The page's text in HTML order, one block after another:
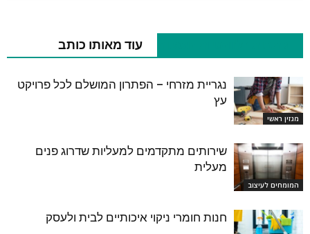
עוד מאותו כותב
מגזין ראשי
נגריית מזרחי – הפתרון המושלם לכל פרויקט
עץ
המומחים לעיצוב
שירותים מתקדמים למעליות שדרוג פנים
מעלית
חנות חומרי ניקוי איכותיים לבית ולעסק